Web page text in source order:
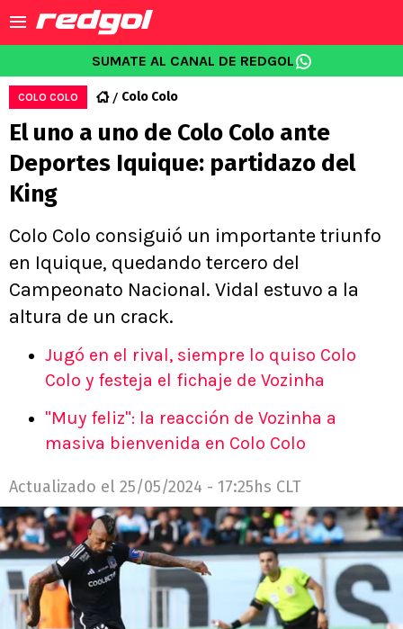
SUMATE AL CANAL DE REDGOL
COLO COLO Colo Colo
El uno a uno de Colo Colo ante
Deportes Iquique: partidazo del
King
Colo Colo consiguió un importante triunfo
en Iquique, quedando tercero del
Campeonato Nacional. Vidal estuvo a la
altura de un crack.
Jugó en el rival, siempre lo quiso Colo
Colo y festeja el fichaje de Vozinha
"Muy feliz": la reacción de Vozinha a
masiva bienvenida en Colo Colo
Actualizado el 25/05/2024 - 17:25hs CLT